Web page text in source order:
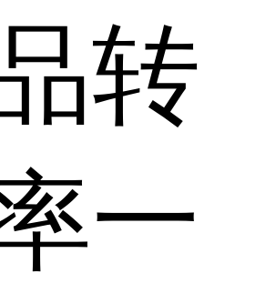
转
一